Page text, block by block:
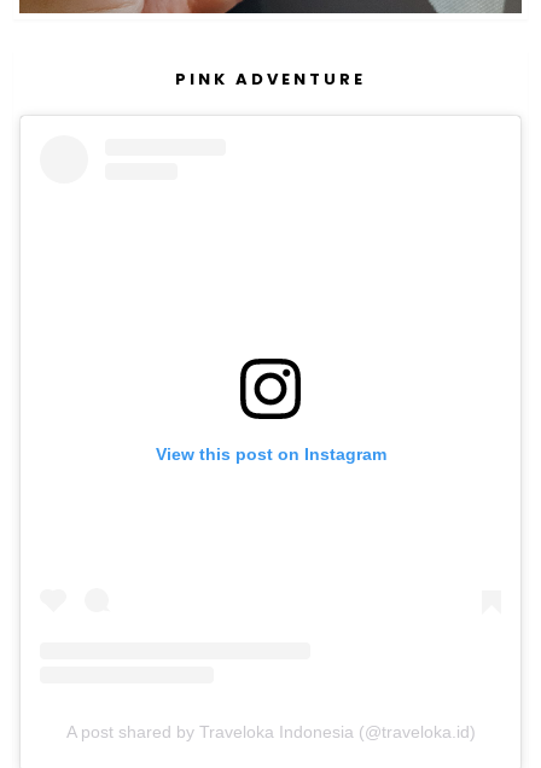
PINK ADVENTURE
View this post on Instagram
A post shared by Traveloka Indonesia (@traveloka.id)